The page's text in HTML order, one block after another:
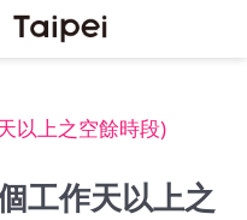
以上之空餘時段)
工作天以上之